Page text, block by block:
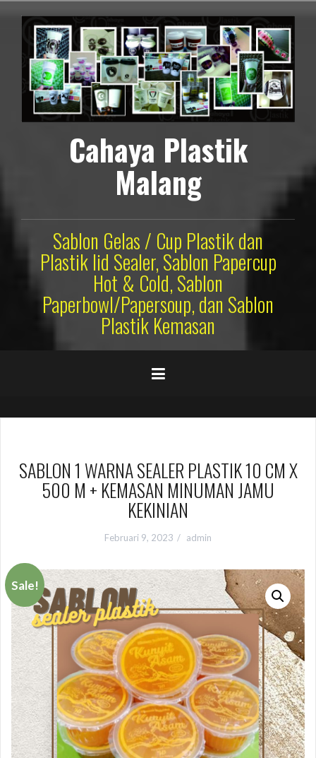
konten
Cahaya Plastik
Malang
Sablon Gelas / Cup Plastik dan
Plastik lid Sealer, Sablon Papercup
Hot & Cold, Sablon
Paperbowl/Papersoup, dan Sablon
Plastik Kemasan
SABLON 1 WARNA SEALER PLASTIK 10 CM X
500 M + KEMASAN MINUMAN JAMU
KEKINIAN
Februari 9, 2023 admin
Sale!